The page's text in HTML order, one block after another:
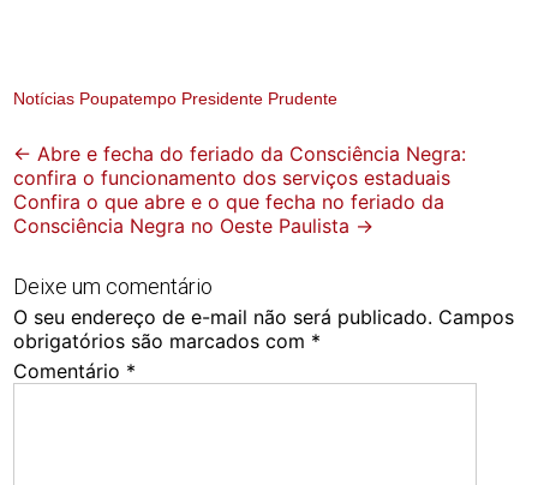
Notícias Poupatempo Presidente Prudente
Post
navigation
← Abre e fecha do feriado da Consciência Negra:
confira o funcionamento dos serviços estaduais
Confira o que abre e o que fecha no feriado da
Consciência Negra no Oeste Paulista →
Deixe um comentário
O seu endereço de e-mail não será publicado. Campos
obrigatórios são marcados com *
Comentário *